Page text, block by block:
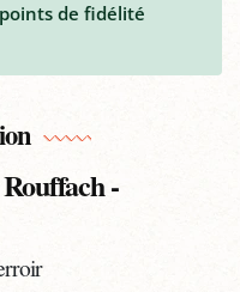
points de fidélité
-